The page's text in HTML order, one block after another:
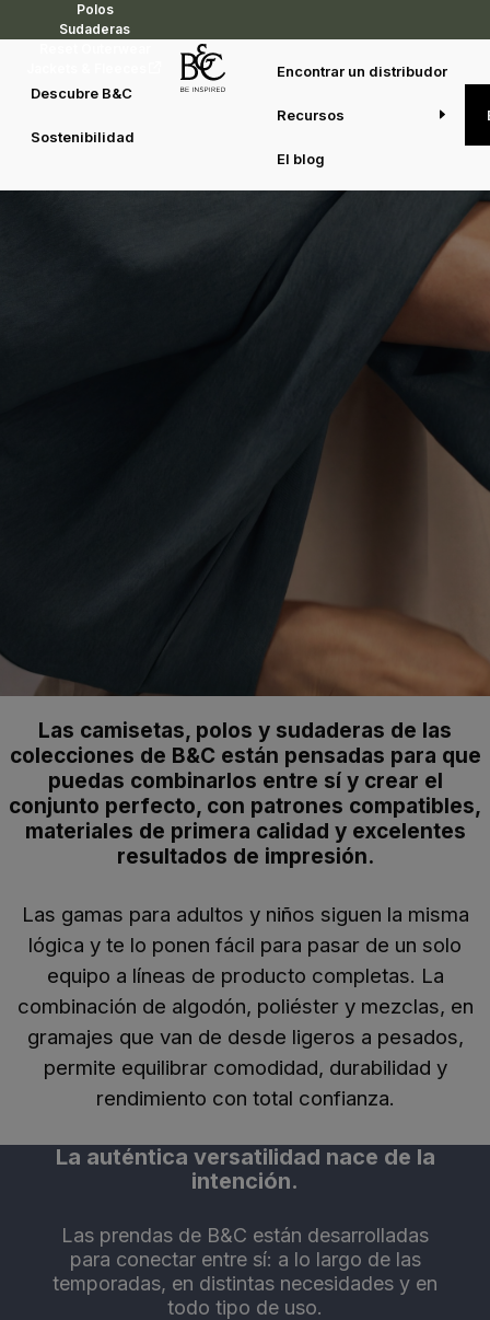
Polos
Sudaderas
Descubre B&C
Sostenibilidad
Encontrar un distribudor
Recursos
El blog
Diseñadas para combinar, hechas
Las camisetas, polos y sudaderas de las
colecciones de B&C están pensadas para que
puedas combinarlos entre sí y crear el
conjunto perfecto, con patrones compatibles,
materiales de primera calidad y excelentes
resultados de impresión.
Las gamas para adultos y niños siguen la misma
lógica y te lo ponen fácil para pasar de un solo
equipo a líneas de producto completas. La
combinación de algodón, poliéster y mezclas, en
gramajes que van de desde ligeros a pesados,
permite equilibrar comodidad, durabilidad y
rendimiento con total confianza.
La auténtica versatilidad nace de la
intención.
Las prendas de B&C están desarrolladas
para conectar entre sí: a lo largo de las
temporadas, en distintas necesidades y en
todo tipo de uso.